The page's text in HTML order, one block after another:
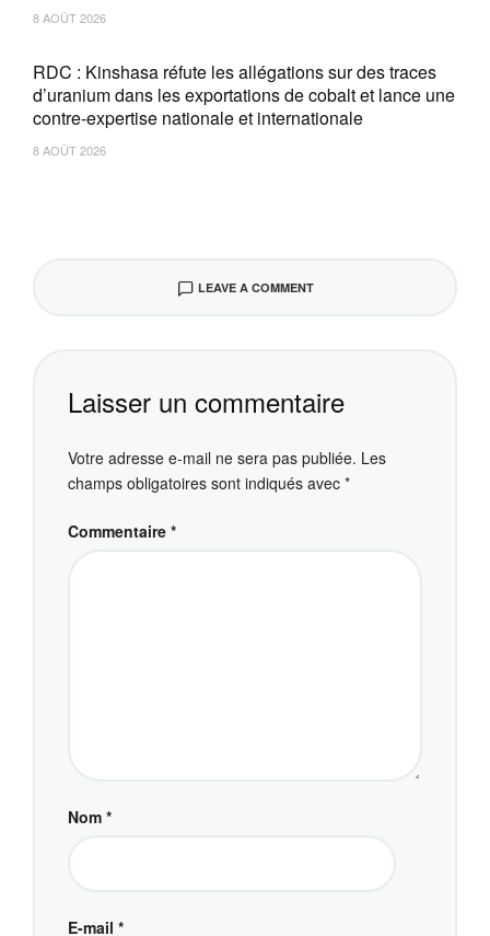
8 AOÛT 2026
RDC : Kinshasa réfute les allégations sur des traces
d’uranium dans les exportations de cobalt et lance une
contre-expertise nationale et internationale
8 AOÛT 2026
LEAVE A COMMENT
Laisser un commentaire
Votre adresse e-mail ne sera pas publiée. Les
champs obligatoires sont indiqués avec *
Commentaire *
Nom *
E-mail *